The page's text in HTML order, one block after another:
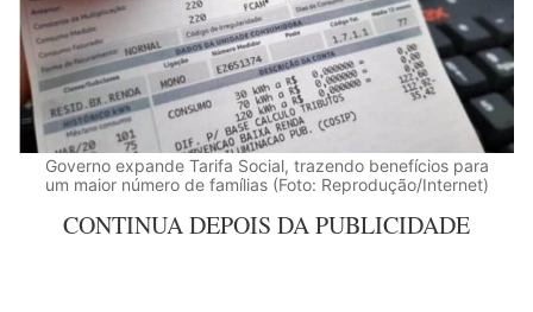
Governo expande Tarifa Social, trazendo benefícios para
um maior número de famílias (Foto: Reprodução/Internet)
CONTINUA DEPOIS DA PUBLICIDADE